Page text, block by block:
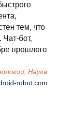
тем, что
бот,
прошлого
Наука
robot.com